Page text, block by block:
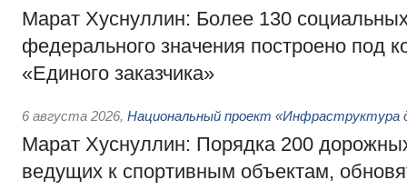
Марат Хуснуллин: Более 130
федерального значения построено под
«Единого заказчика»
6 августа 2026, Национальный проект «Инфраструктура
Марат Хуснуллин: Порядка 200
ведущих к спортивным объектам,